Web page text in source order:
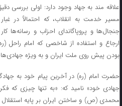
علاقه مند به جهاد وجود دارد: اولی بررسی
مسیر خدمت به انقلاب، که احتمالاً در
جنجال‌ها و پروپاگاندای احزاب و رسانه‌ها
ارجاع و استفاده از شاخصی که امام راحل
بودن پیش روی ملت ایران و به ویژه جهادی‌ها و
جهادی خود» نامید که: «به تنها چیزی که
محمدی (ص) و ساختن ایران بر پایه